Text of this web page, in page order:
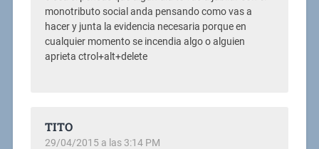
monotributo social anda pensando como vas a
hacer y junta la evidencia necesaria porque en
cualquier momento se incendia algo o alguien
aprieta ctrol+alt+delete
TITO
29/04/2015 a las 3:14 PM